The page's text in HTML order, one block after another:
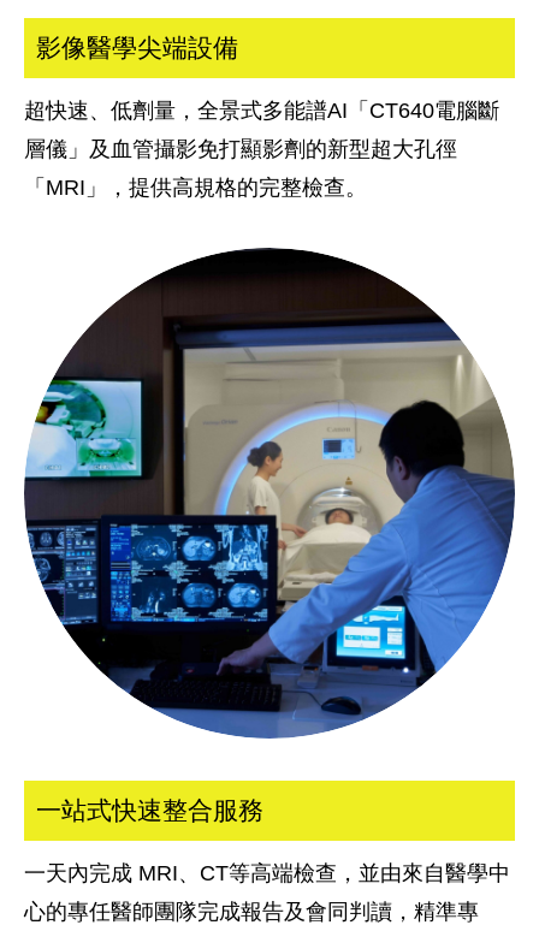
影像醫學尖端設備
超快速、低劑量，全景式多能譜AI「CT640電腦斷
層儀」及血管攝影免打顯影劑的新型超大孔徑
「MRI」，提供高規格的完整檢查。
一站式快速整合服務
一天內完成 MRI、CT等高端檢查，並由來自醫學中
心的專任醫師團隊完成報告及會同判讀，精準專